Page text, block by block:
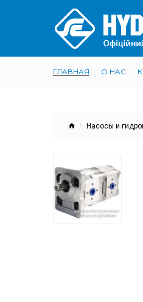
ГЛАВНАЯ О НАС
Насосы и